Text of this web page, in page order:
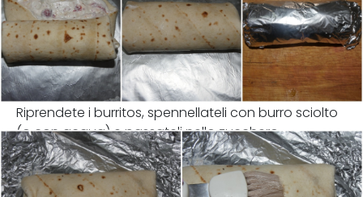
Riprendete i burritos, spennellateli con burro sciolto
(o con acqua) e passateli nello zucchero.